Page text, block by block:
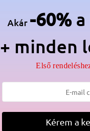
Akár-60%
+ minden
Első
Kérem a